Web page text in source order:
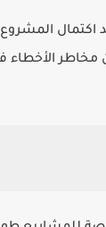
اكتمال
مخاطر